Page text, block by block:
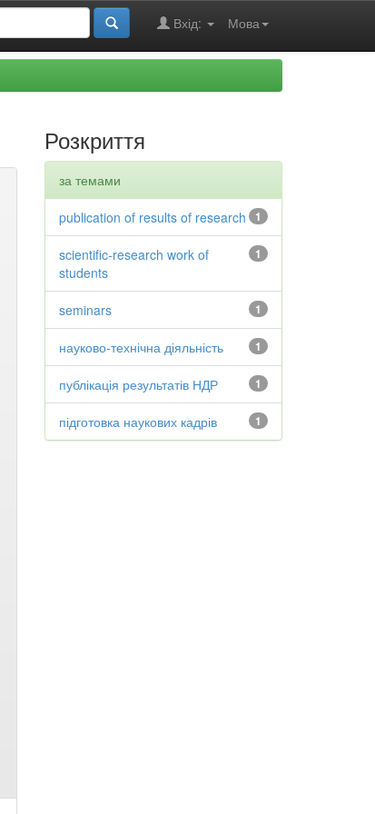
Мова
Вхід:
Розкриття
за темами
1
publication of results of research
1
scientific-research work of
students
1
seminars
1
науково-технічна діяльність
1
публікація результатів НДР
1
підготовка наукових кадрів